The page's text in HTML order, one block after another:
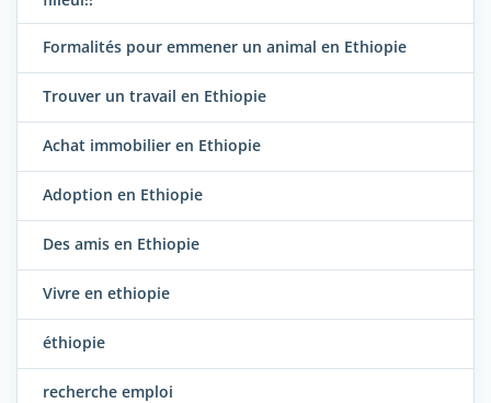
Formalités pour emmener un animal en Ethiopie
Trouver un travail en Ethiopie
Achat immobilier en Ethiopie
Adoption en Ethiopie
Des amis en Ethiopie
Vivre en ethiopie
éthiopie
recherche emploi